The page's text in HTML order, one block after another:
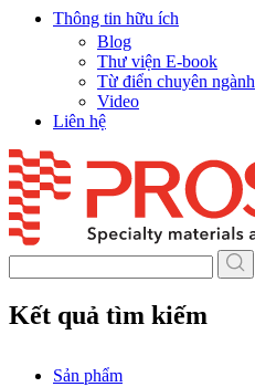
Thông tin hữu ích
Blog
Thư viện E-book
Từ điển chuyên ngành
Video
Liên hệ
Skip
to
content
Kết quả tìm kiếm
Sản phẩm